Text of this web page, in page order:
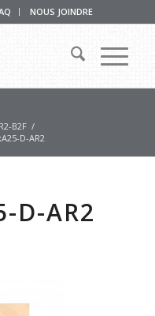
NOUS JOINDRE
B2F /
D-AR2
D-AR2